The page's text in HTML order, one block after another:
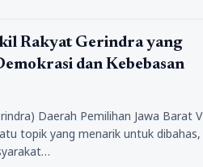
Rakyat Gerindra yang
dan Kebebasan
Daerah Pemilihan Jawa Barat V
topik yang menarik untuk dibahas,